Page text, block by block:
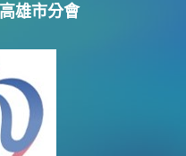
雄市分會